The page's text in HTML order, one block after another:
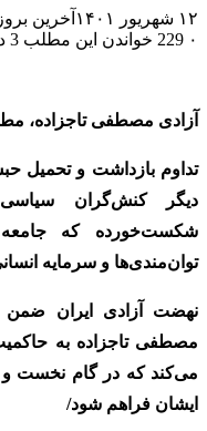
۱۲ شهریور ۱۴۰۱
آخرین
۰
خواندن این مطلب 3 دقیقه زمان می‌برد
آزادی مصطفی تاجزاده،
تداوم بازداشت و تحمیل
دیگر کنش‌گران
شکست‌خورده که
توان‌مندی‌ها و سرمایه
نهضت آزادی ایران ضمن
مصطفی تاجزاده به
می‌کند که در گام نخست و
ایشان فراهم شود/